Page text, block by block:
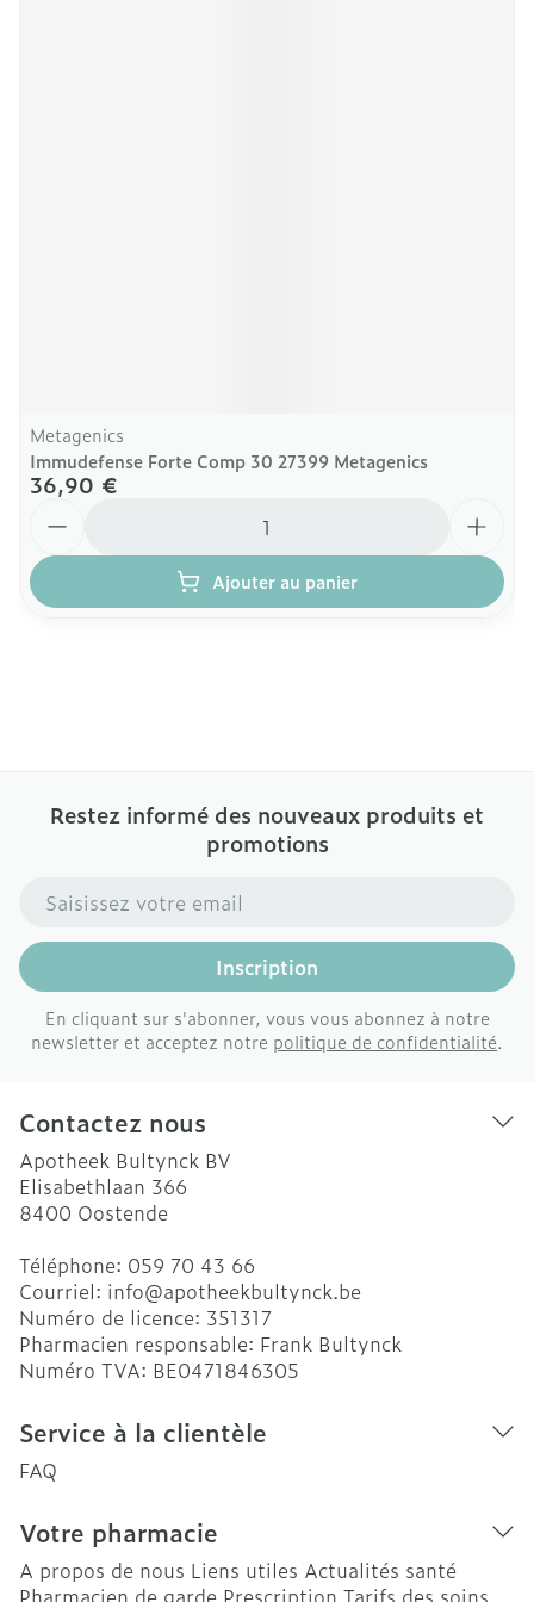
Metagenics
Immudefense Forte Comp 30 27399 Metagenics
36,90 €
Ajouter au panier
Restez informé des nouveaux produits et
promotions
Adresse mail
Inscription
En cliquant sur s'abonner, vous vous abonnez à notre
newsletter et acceptez notre politique de confidentialité.
Contactez nous
Apotheek Bultynck BV
Elisabethlaan 366
8400 Oostende
Téléphone: 059 70 43 66
Courriel: info@apotheekbultynck.be
Numéro de licence: 351317
Pharmacien responsable: Frank Bultynck
Numéro TVA: BE0471846305
Service à la clientèle
FAQ
Votre pharmacie
A propos de nous Liens utiles Actualités santé
Pharmacien de garde Prescription Tarifs des soins